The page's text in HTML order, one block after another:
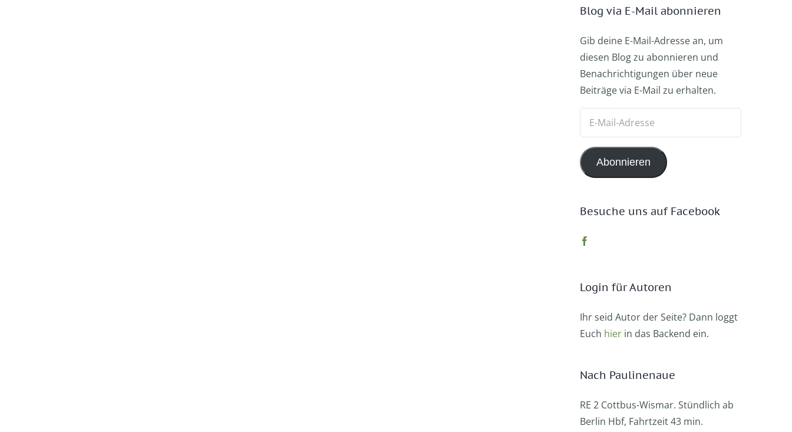
Blog via E-Mail abonnieren
Gib deine E-Mail-Adresse an, um
diesen Blog zu abonnieren und
Benachrichtigungen über neue
Beiträge via E-Mail zu erhalten.
Adresse
Abonnieren
Besuche uns auf Facebook
Login für Autoren
Ihr seid Autor der Seite? Dann loggt
Euch hier in das Backend ein.
Nach Paulinenaue
RE 2 Cottbus-Wismar. Stündlich ab
Berlin Hbf, Fahrtzeit 43 min.